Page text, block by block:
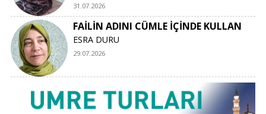
31.07.2026
FAİLİN ADINI CÜMLE İÇİNDE KULLAN
ESRA DURU
29.07.2026